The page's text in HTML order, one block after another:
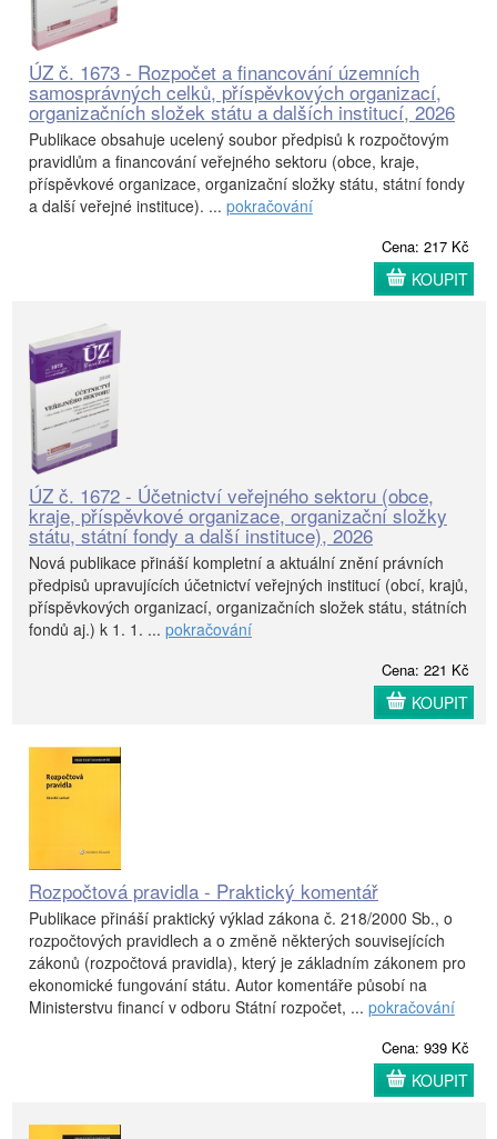
ÚZ č. 1673 - Rozpočet a financování územních
samosprávných celků, příspěvkových organizací,
organizačních složek státu a dalších institucí, 2026
Publikace obsahuje ucelený soubor předpisů k rozpočtovým
pravidlům a financování veřejného sektoru (obce, kraje,
příspěvkové organizace, organizační složky státu, státní fondy
a další veřejné instituce). ... pokračování
Cena: 217 Kč
KOUPIT
ÚZ č. 1672 - Účetnictví veřejného sektoru (obce,
kraje, příspěvkové organizace, organizační složky
státu, státní fondy a další instituce), 2026
Nová publikace přináší kompletní a aktuální znění právních
předpisů upravujících účetnictví veřejných institucí (obcí, krajů,
příspěvkových organizací, organizačních složek státu, státních
fondů aj.) k 1. 1. ... pokračování
Cena: 221 Kč
KOUPIT
Rozpočtová pravidla - Praktický komentář
Publikace přináší praktický výklad zákona č. 218/2000 Sb., o
rozpočtových pravidlech a o změně některých souvisejících
zákonů (rozpočtová pravidla), který je základním zákonem pro
ekonomické fungování státu. Autor komentáře působí na
Ministerstvu financí v odboru Státní rozpočet, ... pokračování
Cena: 939 Kč
KOUPIT